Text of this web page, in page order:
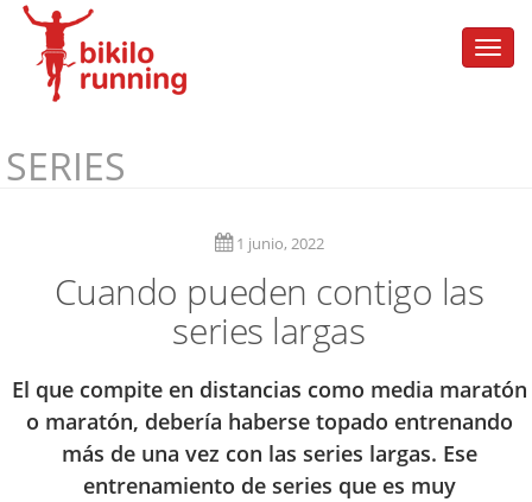
SERIES
1 junio, 2022
Cuando pueden contigo las
series largas
El que compite en distancias como media maratón
o maratón, debería haberse topado entrenando
más de una vez con las series largas. Ese
entrenamiento de series que es muy